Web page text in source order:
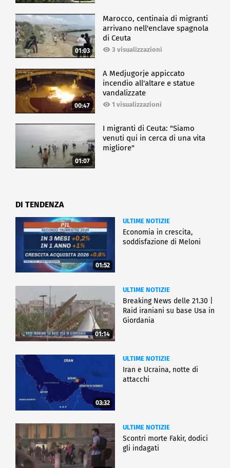
01:03
Marocco, centinaia di migranti
arrivano nell'enclave spagnola
di Ceuta
3 visualizzazioni
00:47
A Medjugorje appiccato
incendio all'altare e statue
vandalizzate
1 visualizzazioni
01:07
I migranti di Ceuta: "Siamo
venuti qui in cerca di una vita
migliore"
DI TENDENZA
01:52
ULTIME NOTIZIE
Economia in crescita,
soddisfazione di Meloni
01:14
ULTIME NOTIZIE
Breaking News delle 21.30 |
Raid iraniani su base Usa in
Giordania
03:32
ULTIME NOTIZIE
Iran e Ucraina, notte di
attacchi
ULTIME NOTIZIE
Scontri morte Fakir, dodici
gli indagati